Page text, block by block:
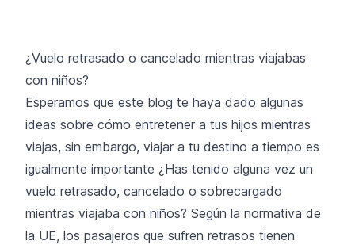
¿Vuelo retrasado o cancelado mientras viajabas
con niños?
Esperamos que este blog te haya dado algunas
ideas sobre cómo entretener a tus hijos mientras
viajas, sin embargo, viajar a tu destino a tiempo es
igualmente importante ¿Has tenido alguna vez un
vuelo retrasado, cancelado o sobrecargado
mientras viajaba con niños? Según la normativa de
la UE, los pasajeros que sufren retrasos tienen